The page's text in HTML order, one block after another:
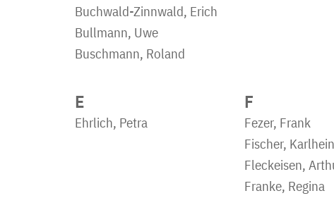
Buchwald-Zinnwald, Erich
Bullmann, Uwe
Buschmann, Roland
E
Ehrlich, Petra
F
Fezer, Frank
Fischer,
Fleckeisen,
Franke, Regina